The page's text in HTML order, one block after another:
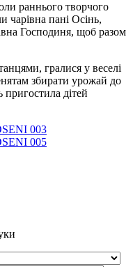
раннього творчого
чарівна пані Осінь,
Господиня, щоб разом
гралися у веселі
збирати урожай до
пригостила дітей